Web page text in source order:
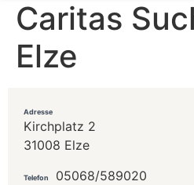
Caritas
Elze
Adresse
Kirchplatz 2
31008 Elze
Telefon 05068/589020